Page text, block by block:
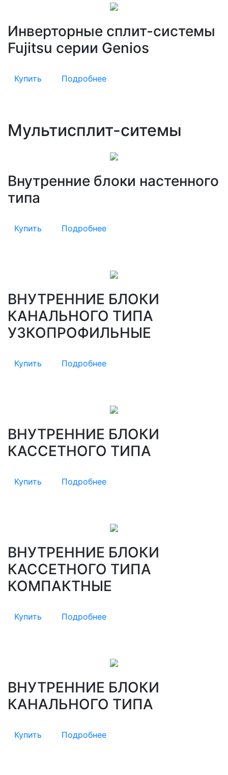
Инверторные сплит-системы
Fujitsu серии Genios
Купить Подробнее
Мультисплит-ситемы
Внутренние блоки настенного
типа
Купить Подробнее
ВНУТРЕННИЕ БЛОКИ
КАНАЛЬНОГО ТИПА
УЗКОПРОФИЛЬНЫЕ
Купить Подробнее
ВНУТРЕННИЕ БЛОКИ
КАССЕТНОГО ТИПА
Купить Подробнее
ВНУТРЕННИЕ БЛОКИ
КАССЕТНОГО ТИПА
КОМПАКТНЫЕ
Купить Подробнее
ВНУТРЕННИЕ БЛОКИ
КАНАЛЬНОГО ТИПА
Купить Подробнее